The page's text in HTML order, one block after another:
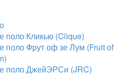
поло Кликью (Clique)
поло Фрут оф зе Лум (Fruit of
поло ДжейЭРСи (JRC)